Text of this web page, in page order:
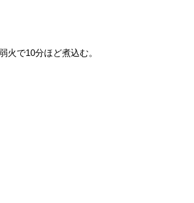
火で10分ほど煮込む。